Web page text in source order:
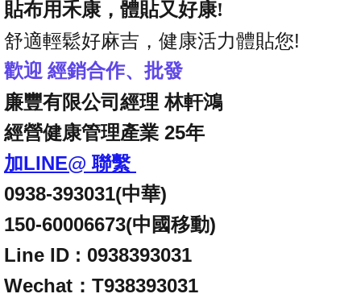
貼布用禾康，體貼又好康!
舒適輕鬆好麻吉，健康活力體貼您!
歡迎 經銷合作、批發
廉豐有限公司經理 林軒鴻
經營健康管理產業 25年
加LINE@ 聯繫
0938-393031(中華)
150-60006673(中國移動)
Line ID : 0938393031
Wechat：T938393031